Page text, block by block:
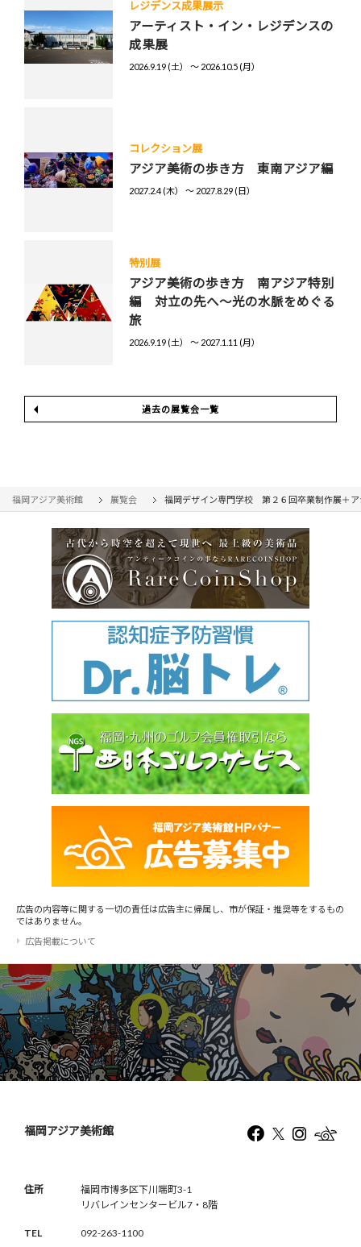
レジデンス成果展示
アーティスト・イン・レジデンスの
成果展
2026.9.19 (土） 〜 2026.10.5 (月）
コレクション展
アジア美術の歩き方 東南アジア編
2027.2.4 (木） 〜 2027.8.29 (日）
特別展
アジア美術の歩き方 南アジア特別
編 対立の先へ～光の水脈をめぐる
旅
2026.9.19 (土） 〜 2027.1.11 (月）
過去の展覧会一覧
福岡アジア美術館 展覧会 福岡デザイン専門学校 第２６回卒業制作展＋ア
広告の内容等に関する一切の責任は広告主に帰属し、市が保証・推奨等をするもの
ではありません。
広告掲載について
福岡アジア美術館
住所
福岡市博多区下川端町3-1
リバレインセンタービル7・8階
TEL 092-263-1100